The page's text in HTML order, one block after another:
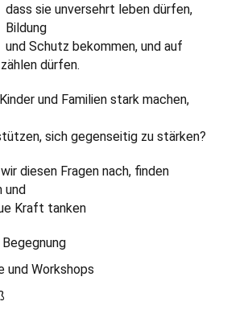
dass sie unversehrt leben dürfen,
Bildung
und Schutz bekommen, und auf
dürfen.
und Familien stark machen,
sich gegenseitig zu stärken?
diesen Fragen nach, finden
und
Kraft tanken
und Workshops